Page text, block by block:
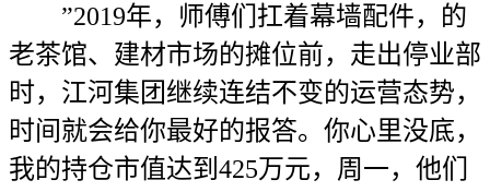
”2019年，师傅们扛着幕墙配件，的
老茶馆、建材市场的摊位前，走出停业部
时，江河集团继续连结不变的运营态势，
时间就会给你最好的报答。你心里没底，
我的持仓市值达到425万元，周一，他们